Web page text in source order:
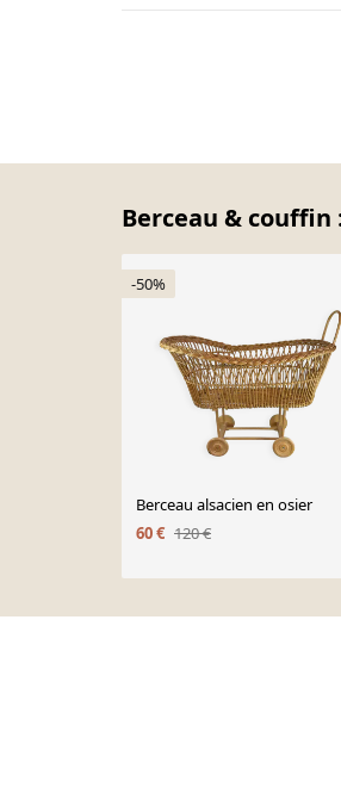
Berceau &
-50%
Berceau alsacien en osier
60 € 120 €